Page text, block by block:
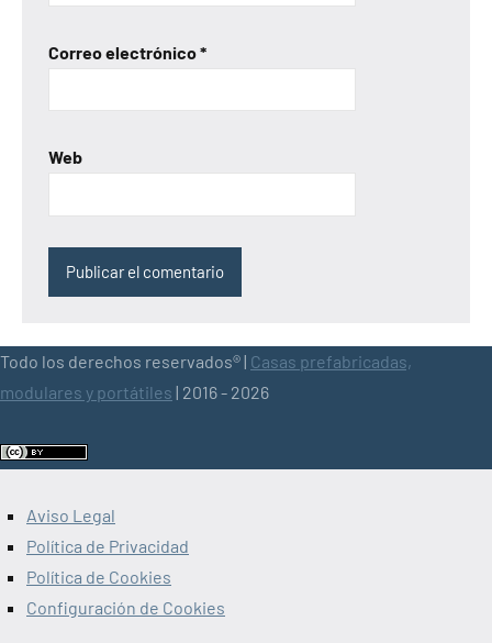
Correo electrónico*
Web
Todo los derechos reservados® | Casas prefabricadas,
modulares y portátiles | 2016 - 2026
Aviso Legal
Política de Privacidad
Política de Cookies
Configuración de Cookies